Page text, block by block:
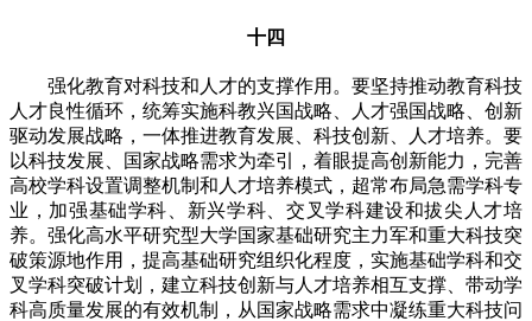
十四
强化教育对科技和人才的支撑作用。要坚持推动教育科技
人才良性循环，统筹实施科教兴国战略、人才强国战略、创新
驱动发展战略，一体推进教育发展、科技创新、人才培养。要
以科技发展、国家战略需求为牵引，着眼提高创新能力，完善
高校学科设置调整机制和人才培养模式，超常布局急需学科专
业，加强基础学科、新兴学科、交叉学科建设和拔尖人才培
养。强化高水平研究型大学国家基础研究主力军和重大科技突
破策源地作用，提高基础研究组织化程度，实施基础学科和交
叉学科突破计划，建立科技创新与人才培养相互支撑、带动学
科高质量发展的有效机制，从国家战略需求中凝练重大科技问